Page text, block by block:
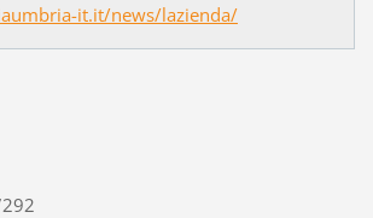
it.it/news/lazienda/